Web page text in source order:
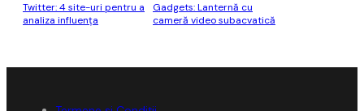
Twitter: 4 site-uri pentru a
analiza influenţa
Gadgets: Lanternă cu
cameră video subacvatică